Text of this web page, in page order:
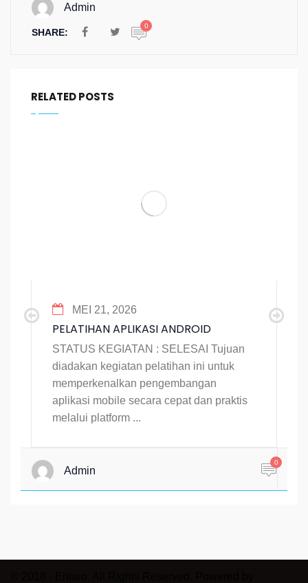
Admin
SHARE:
0
RELATED POSTS
MEI 21, 2026
PELATIHAN APLIKASI ANDROID
STATUS KEGIATAN : SELESAI Tujuan
diadakan kegiatan pelatihan ini untuk
memperkenalkan pengembangan
aplikasi mobile secara cepat dan praktis
melalui platform ...
Admin
0